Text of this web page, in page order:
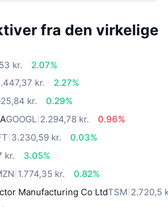
fra den virkelige
kr.
2.07%
kr.
2.27%
kr.
0.29%
GOOGL 2.294,78 kr.
0.96%
3.230,59 kr.
0.03%
kr.
3.05%
1.774,35 kr.
0.82%
Manufacturing Co LtdTSM 2.720,5